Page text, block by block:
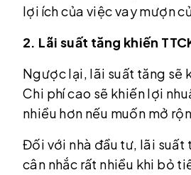
lợi ích của việc vay mượn
2. Lãi suất tăng khiến
Ngược lại, lãi suất tăng sẽ
Chi phí cao sẽ khiến lợi
nhiều hơn nếu muốn mở
Đối với nhà đầu tư, lãi suất
cân nhắc rất nhiều khi bỏ